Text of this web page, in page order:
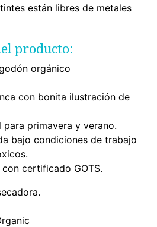
están libres de metales
producto:
orgánico
con bonita ilustración de
primavera y verano.
bajo condiciones de trabajo
certificado GOTS.